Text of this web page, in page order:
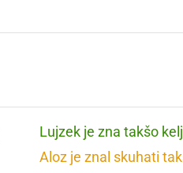
Lujzek je zna takšo
Aloz je znal skuhati